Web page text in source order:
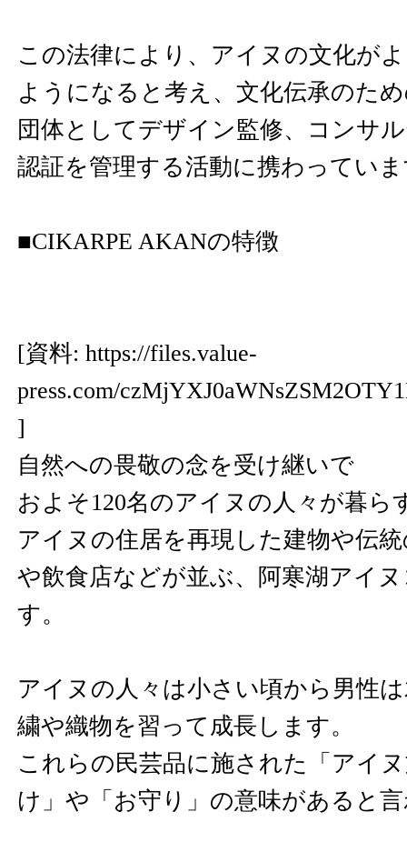
この法律により、アイヌの文化が
ようになると考え、文化伝承のた
団体としてデザイン監修、コンサ
認証を管理する活動に携わってい
■CIKARPE AKANの特徴
[資料: https://files.value-
press.com/
]
自然への畏敬の念を受け継いで
およそ120名のアイヌの人々が暮ら
アイヌの住居を再現した建物や伝
や飲食店などが並ぶ、阿寒湖アイ
す。
アイヌの人々は小さい頃から男性
繍や織物を習って成長します。
これらの民芸品に施された「アイ
け」や「お守り」の意味があると